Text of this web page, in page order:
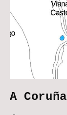
A Coruña